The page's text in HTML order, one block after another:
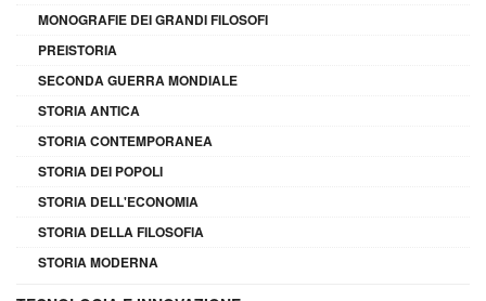
MONOGRAFIE DEI GRANDI FILOSOFI
PREISTORIA
SECONDA GUERRA MONDIALE
STORIA ANTICA
STORIA CONTEMPORANEA
STORIA DEI POPOLI
STORIA DELL'ECONOMIA
STORIA DELLA FILOSOFIA
STORIA MODERNA